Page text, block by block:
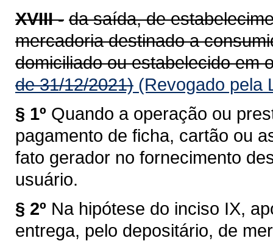
XVIII - da saída, de
mercadoria destinado a
domiciliado ou estabelecido em
de 31/12/2021) (Revogado pela
§ 1º Quando a operação ou
pagamento de ficha, cartão ou
fato gerador no fornecimento
usuário.
§ 2º Na hipótese do inciso IX,
entrega, pelo depositário, de